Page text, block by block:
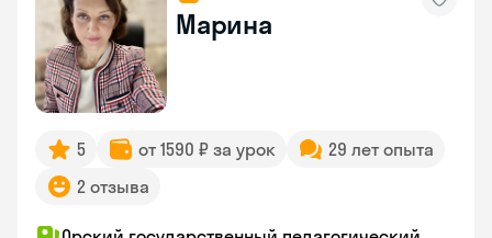
Марина
5 от 1590 ₽ за урок
29 лет опыта
2 отзыва